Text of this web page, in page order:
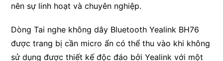
nên sự linh hoạt và chuyên nghiệp.
Dòng Tai nghe không dây Bluetooth Yealink BH76
được trang bị cần micro ẩn có thể thu vào khi không
sử dụng được thiết kế độc đáo bởi Yealink với một